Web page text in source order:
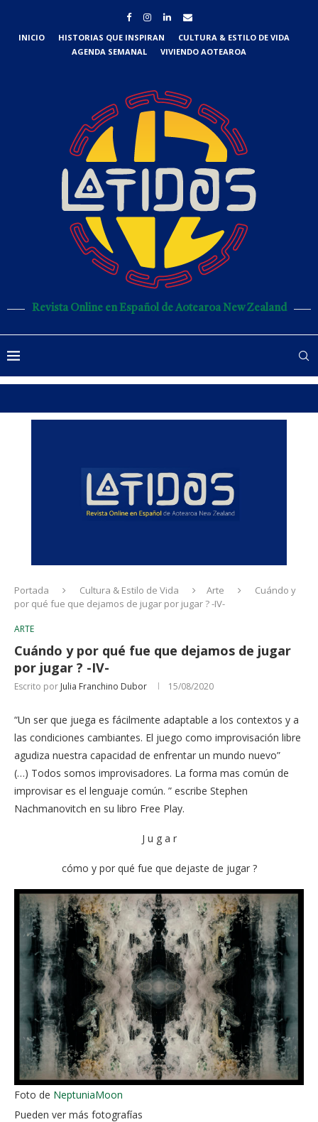
INICIO HISTORIAS QUE INSPIRAN
CULTURA & ESTILO DE VIDA
AGENDA SEMANAL
VIVIENDO AOTEAROA
Revista Online en Español de Aotearoa New Zealand
Portada Cultura & Estilo de Vida Arte
Cuándo y
por qué fue que dejamos de jugar por jugar ? -IV-
ARTE
Cuándo y por qué fue que dejamos de jugar
por jugar ? -IV-
Escrito por Julia Franchino Dubor 15/08/2020
“Un ser que juega es fácilmente adaptable a los contextos y a
las condiciones cambiantes. El juego como improvisación libre
agudiza nuestra capacidad de enfrentar un mundo nuevo”
(…) Todos somos improvisadores. La forma mas común de
improvisar es el lenguaje común. ” escribe Stephen
Nachmanovitch en su libro Free Play.
J u g a r
cómo y por qué fue que dejaste de jugar ?
Foto de NeptuniaMoon
Pueden ver más fotografías